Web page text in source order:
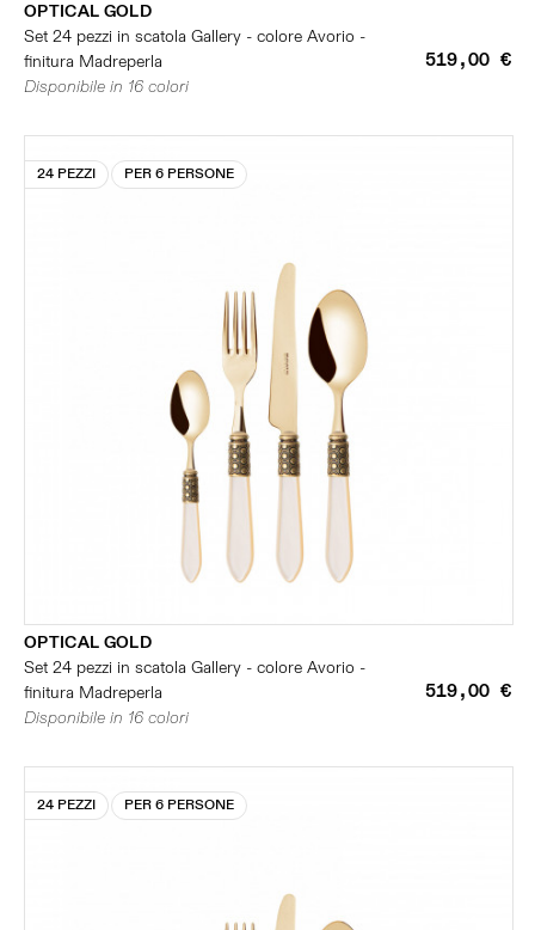
OPTICAL GOLD
Set 24 pezzi in scatola Gallery - colore Avorio -
finitura Madreperla
519,00 €
Disponibile in 16 colori
24 PEZZI PER 6 PERSONE
OPTICAL GOLD
Set 24 pezzi in scatola Gallery - colore Avorio -
finitura Madreperla
519,00 €
Disponibile in 16 colori
24 PEZZI PER 6 PERSONE